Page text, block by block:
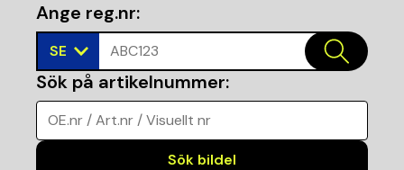
Ange reg.nr:
SE ABC123
Sök på artikelnummer:
OE.nr / Art.nr / Visuellt nr
Sök bildel